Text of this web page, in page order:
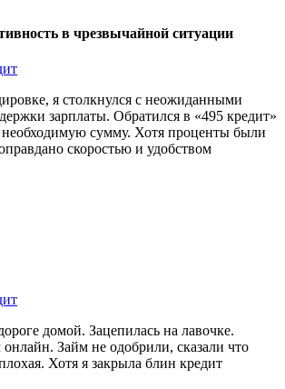
в чрезвычайной ситуации
я столкнулся с неожиданными
зарплаты. Обратился в «495 кредит»
сумму. Хотя проценты были
скоростью и удобством
домой. Зацепилась на лавочке.
онлайн. Займ не одобрили, сказали что
Хотя я закрыла блин кредит